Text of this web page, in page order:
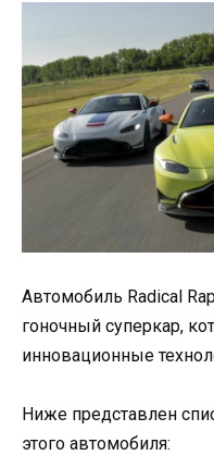
Автомобиль Radical
гоночный суперкар,
инновационные
Ниже представлен
этого автомобиля: